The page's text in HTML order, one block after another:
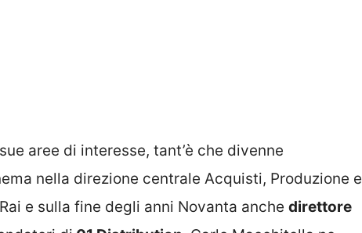
aree di interesse, tant’è che divenne
nella direzione centrale Acquisti, Produzione e
e sulla fine degli anni Novanta anche direttore